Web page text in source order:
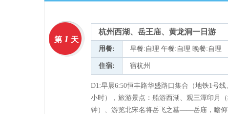
第 1 天
杭州西湖、岳王庙、黄龙洞一日游
用餐: 早餐:自理 午餐:自理 晚餐:自理
住宿: 宿杭州
D1:早晨6:50恒丰路华盛路口集合（地铁1号
小时），旅游景点：船游西湖、观三潭印月
钟）、游览北宋名将岳飞之墓——岳庙，瞻仰